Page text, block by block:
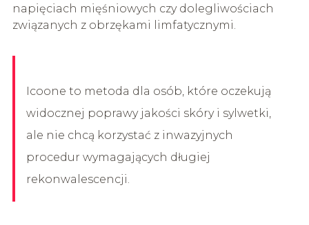
napięciach mięśniowych czy dolegliwościach
związanych z obrzękami limfatycznymi.
Icoone to metoda dla osób, które oczekują
widocznej poprawy jakości skóry i sylwetki,
ale nie chcą korzystać z inwazyjnych
procedur wymagających długiej
rekonwalescencji.